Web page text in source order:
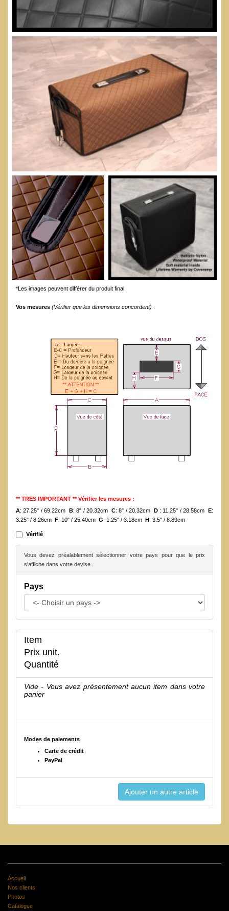
*Les images peuvent différer du produit final.
Vos mesures (Vérifier que les dimensions concordent) :
** TRES IMPORTANT ** Vérifier les mesures :
A: 27.25" / 69.22cm B: 8" / 20.32cm C: 8" / 20.32cm D : 11.25" / 28.58cm E:
3.25" / 8.26cm
F: 10" / 25.40cm G: 1.25" / 3.18cm H : 3.5" / 8.89cm
Vérifié
Vous devez préalablement sélectionner votre pays pour que le prix
s'affiche dans votre devise.
Pays
Item
Prix unit.
Quantité
Vide - Vous avez présentement aucun item dans votre
panier
Modes de paiements
Carte de crédit
PayPal
Accueil
Nos clients
Photos
Catalogue